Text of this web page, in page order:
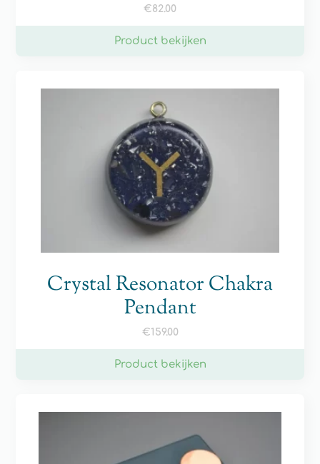
€82.00
Product bekijken
Crystal Resonator Chakra
Pendant
€159.00
Product bekijken